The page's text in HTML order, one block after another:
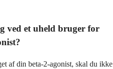
ved et uheld bruger for
af din beta-2-agonist, skal du ikke